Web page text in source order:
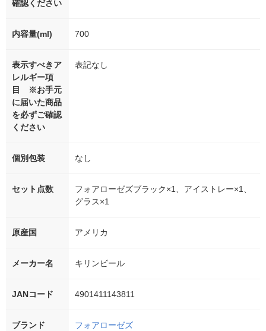
確認ください
内容量(ml) 700
表示すべきア
レルギー項
目 ※お手元
に届いた商品
を必ずご確認
ください
表記なし
個別包装 なし
セット点数
フォアローゼズブラック×1、アイストレー×1、
グラス×1
原産国 アメリカ
メーカー名 キリンビール
JANコード 4901411143811
ブランド フォアローゼズ